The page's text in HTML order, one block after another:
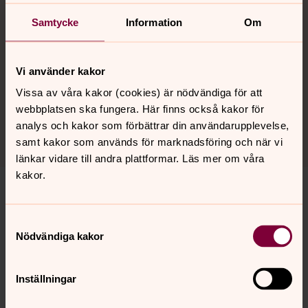
Samtycke Information Om
Vi använder kakor
Vissa av våra kakor (cookies) är nödvändiga för att
webbplatsen ska fungera. Här finns också kakor för
analys och kakor som förbättrar din användarupplevelse,
samt kakor som används för marknadsföring och när vi
länkar vidare till andra plattformar. Läs mer om våra
kakor.
Nödvändiga kakor
Inställningar
Foto: Hanna Bodell
Järntorgets fontän är samligspunkt för
lunchvandringarna.
att hämta i Masthuggskyrkan eller så kan du